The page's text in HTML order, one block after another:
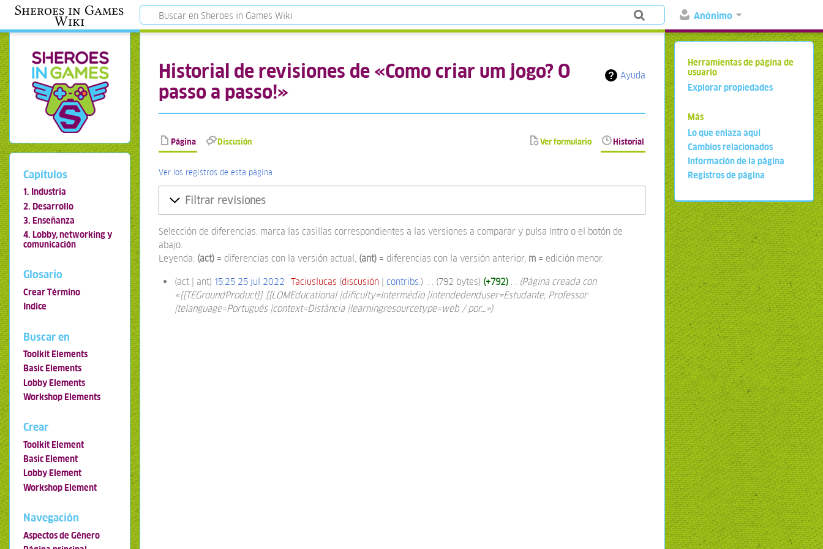
Anónimo
Sheroes in Games
Wiki
Ayuda
Historial de revisiones de «Como criar um jogo? O
passo a passo!»
Página Discusión Ver formulario Historial
Ver los registros de esta página
Filtrar revisiones
Selección de diferencias: marca las casillas correspondientes a las versiones a comparar y pulsa Intro o el botón de
abajo.
Leyenda: (act) = diferencias con la versión actual, (ant) = diferencias con la versión anterior, m = edición menor.
act ant 15:25 25 jul 2022 Taciuslucas discusión contribs. 792 bytes +792 ‎
Página creada con
«{{TEGroundProduct}} {{LOMEducational |dificulty=Intermédio |intendedenduser=Estudante, Professor
|telanguage=Português |context=Distância |learningresourcetype=web / por…»
Capítulos
1. Industria
2. Desarrollo
3. Enseñanza
4. Lobby, networking y
comunicación
Glosario
Crear Término
Indice
Buscar en
Toolkit Elements
Basic Elements
Lobby Elements
Workshop Elements
Crear
Toolkit Element
Basic Element
Lobby Element
Workshop Element
Navegación
Aspectos de Género
Herramientas de página de
usuario
Explorar propiedades
Más
Lo que enlaza aquí
Cambios relacionados
Información de la página
Registros de página